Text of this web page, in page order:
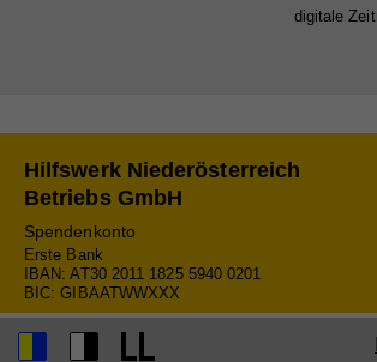
digitale
Hilfswerk Niederösterreich
Betriebs GmbH
Spendenkonto
Erste Bank
IBAN: AT30 2011 1825 5940 0201
BIC: GIBAATWWXXX